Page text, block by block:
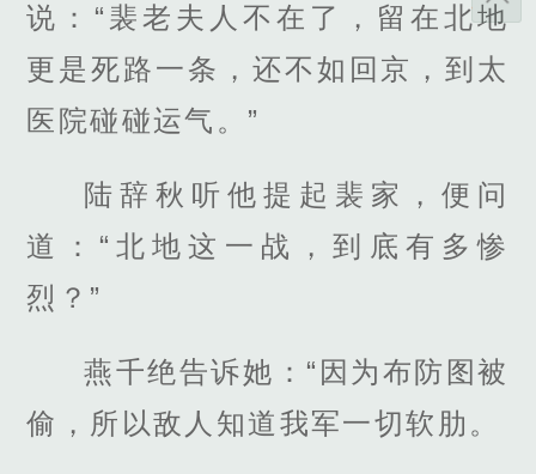
说：“裴老夫人不在了，留在北地
更是死路一条，还不如回京，到太
医院碰碰运气。”
陆辞秋听他提起裴家，便问
道：“北地这一战，到底有多惨
烈？”
燕千绝告诉她：“因为布防图被
偷，所以敌人知道我军一切软肋。